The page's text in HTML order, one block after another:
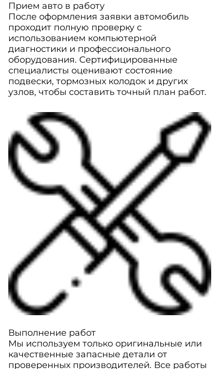
Прием авто в работу
После оформления заявки автомобиль
проходит полную проверку с
использованием компьютерной
диагностики и профессионального
оборудования. Сертифицированные
специалисты оценивают состояние
подвески, тормозных колодок и других
узлов, чтобы составить точный план работ.
Выполнение работ
Мы используем только оригинальные или
качественные запасные детали от
проверенных производителей. Все работы